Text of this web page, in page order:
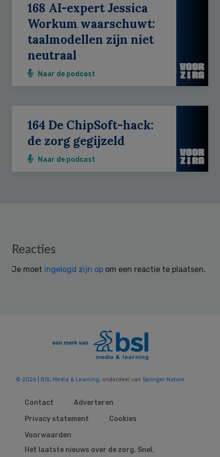
168 AI-expert Jessica
Workum waarschuwt:
taalmodellen zijn niet
neutraal
Naar de podcast
164 De ChipSoft-hack:
de zorg gegijzeld
Naar de podcast
Reader
Reacties
Je moet ingelogd zijn op om een reactie te plaatsen.
© 2026 | BSL Media & Learning, onderdeel van Springer Nature
Contact
Adverteren
Privacy statement
Cookies
Voorwaarden
Het laatste nieuws over de zorg. Snel,